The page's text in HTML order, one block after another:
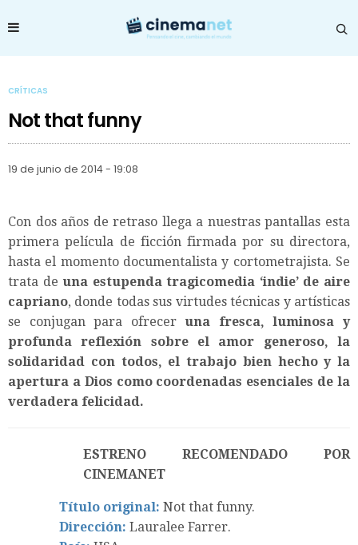
CRÍTICAS
Not that funny
19 de junio de 2014 - 19:08
Con dos años de retraso llega a nuestras pantallas esta
primera película de ficción firmada por su directora,
hasta el momento documentalista y cortometrajista. Se
trata de una estupenda tragicomedia ‘indie’ de aire
capriano, donde todas sus virtudes técnicas y artísticas
se conjugan para ofrecer una fresca, luminosa y
profunda reflexión sobre el amor generoso, la
solidaridad con todos, el trabajo bien hecho y la
apertura a Dios como coordenadas esenciales de la
verdadera felicidad.
ESTRENO RECOMENDADO POR
CINEMANET
Título original: Not that funny.
Dirección: Lauralee Farrer.